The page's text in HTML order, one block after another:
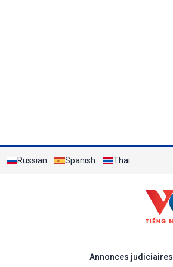
Russian Spanish Thai
Annonces judiciaires